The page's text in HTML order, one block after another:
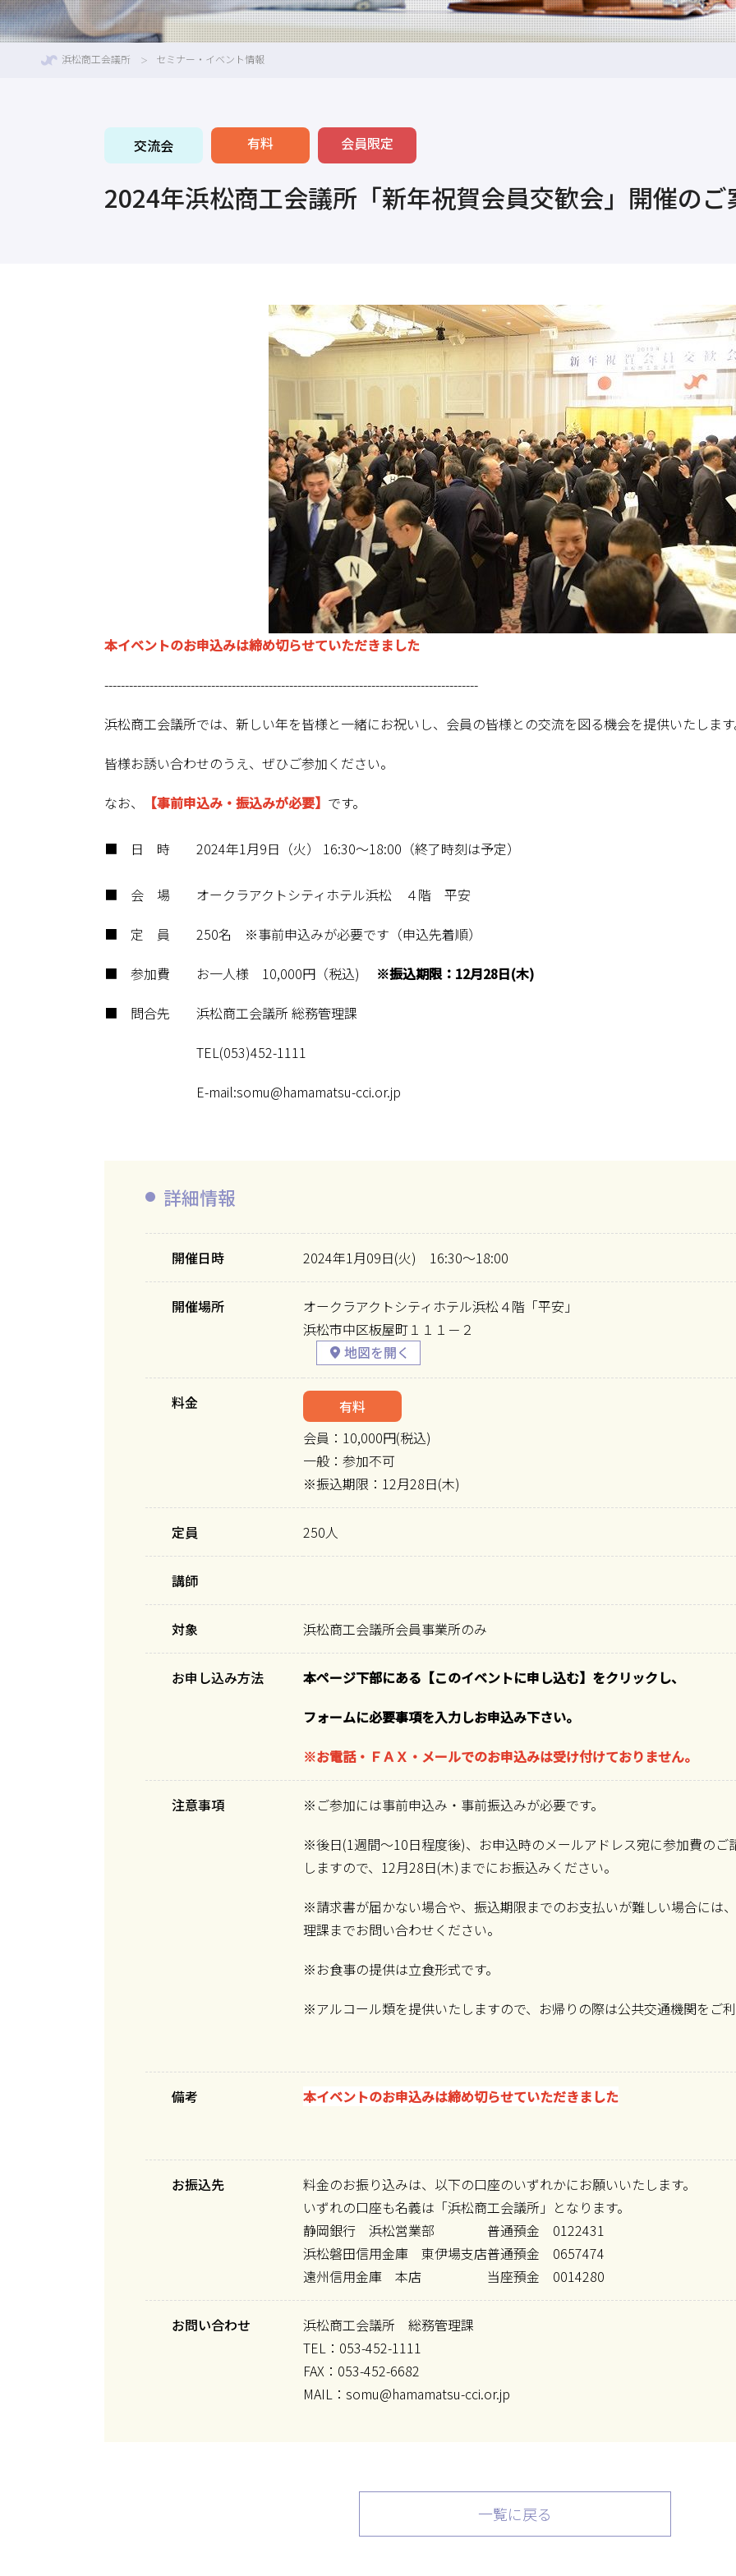
浜松商工会議所 セミナー・イベント情報
交流会 有料 会員限定
2024年浜松商工会議所「新年祝賀会員交歓会」開催の
本イベントのお申込みは締め切らせていただきました
-------------------------------------------------------------------------------------------
浜松商工会議所では、新しい年を皆様と一緒にお祝いし、会員の皆様との交流を図る機会を提供いたしま
皆様お誘い合わせのうえ、ぜひご参加ください。
なお、
【事前申込み・振込みが必要】 です。
■ 日 時 2024年1月9日（火） 16:30～18:00（終了時刻は予定）
■ 会 場 オークラアクトシティホテル浜松 ４階 平安
■ 定 員 250名 ※事前申込みが必要です（申込先着順）
■ 参加費 お一人様 10,000円（税込) ※振込期限：12月28日(木)
■ 問合先 浜松商工会議所 総務管理課
TEL(053)452-1111
E-mail:somu@hamamatsu-cci.or.jp
詳細情報
開催日時 2024年1月09日(火) 16:30～18:00
開催場所
オークラアクトシティホテル浜松４階「平安」
浜松市中区板屋町１１１－２
料金
有料
会員：10,000円(税込)
一般：参加不可
※振込期限：12月28日(木)
定員 250人
講師
対象 浜松商工会議所会員事業所のみ
お申し込み方法
本ページ下部にある【このイベントに申し込む】をクリックし、
フォームに必要事項を入力しお申込み下さい。
※お電話・ＦＡＸ・メールでのお申込みは受け付けておりません。
注意事項
※ご参加には事前申込み・事前振込みが必要です。
※後日(1週間～10日程度後)、お申込時のメールアドレス宛に参加費のご
しますので、12月28日(木)までにお振込みください。
※請求書が届かない場合や、振込期限までのお支払いが難しい場合に
理課までお問い合わせください。
※お食事の提供は立食形式です。
※アルコール類を提供いたしますので、お帰りの際は公共交通機関をご
備考 本イベントのお申込みは締め切らせていただきました
お振込先
料金のお振り込みは、以下の口座のいずれかにお願いいたします。
いずれの口座も名義は「浜松商工会議所」となります。
静岡銀行 浜松営業部
普通預金 0122431
浜松磐田信用金庫 東伊場支店普通預金 0657474
遠州信用金庫 本店
当座預金 0014280
お問い合わせ
浜松商工会議所 総務管理課
TEL：053-452-1111
FAX：053-452-6682
MAIL：somu@hamamatsu-cci.or.jp
一覧に戻る